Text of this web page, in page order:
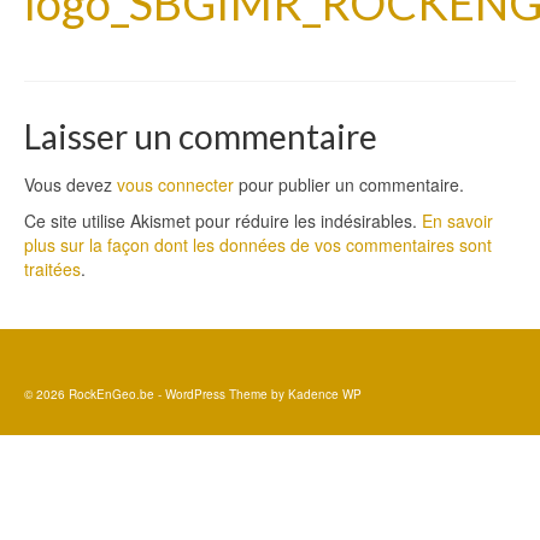
Laisser un commentaire
Vous devez vous connecter pour publier un commentaire.
Ce site utilise Akismet pour réduire les indésirables. En savoir
plus sur la façon dont les données de vos commentaires sont
traitées.
© 2026 RockEnGeo.be - WordPress Theme by Kadence WP